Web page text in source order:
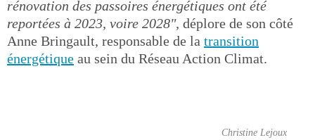
rénovation des passoires énergétiques ont été
reportées à 2023, voire 2028", déplore de son côté
Anne Bringault, responsable de la transition
énergétique au sein du Réseau Action Climat.
Christine Lejoux